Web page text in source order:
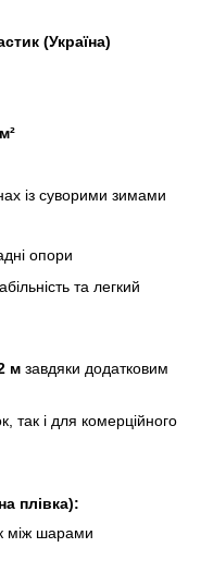
(Україна)
із суворими зимами
опори
та легкий
м завдяки додатковим
так і для комерційного
плівка):
між шарами